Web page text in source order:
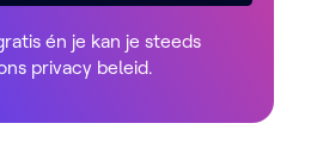
én je kan je steeds
privacy beleid.